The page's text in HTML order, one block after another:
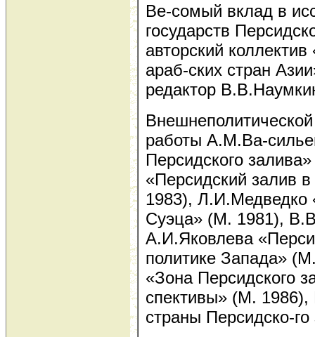
Ве-сомый вклад в
государств
авторский
араб-ских стран
редактор
работы А.М.Ва-
Персидского
«Персидский залив
1983), Л.И.Медведко
Суэца» (М. 1981),
А.И.Яковлева
политике Запада»
«Зона Персидского
спективы» (М.
страны Персидско-